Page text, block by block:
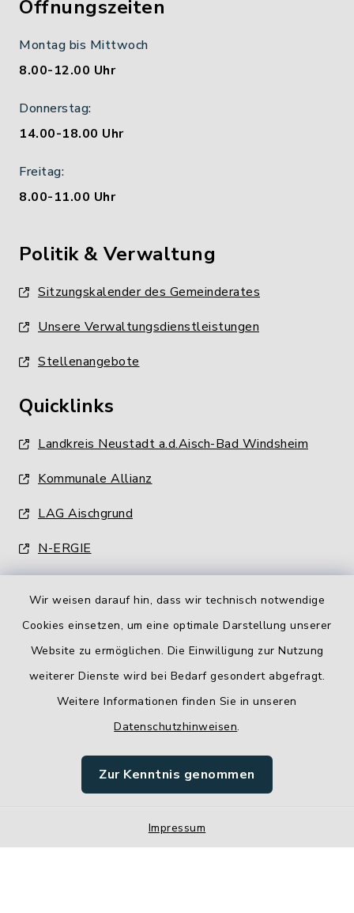
Wir weisen darauf hin, dass wir technisch notwendige
Cookies einsetzen, um eine optimale Darstellung unserer
Website zu ermöglichen. Die Einwilligung zur Nutzung
weiterer Dienste wird bei Bedarf gesondert abgefragt.
Weitere Informationen finden Sie in unseren
Datenschutzhinweisen.
Zur Kenntnis genommen
Impressum
Öffnungszeiten
Montag bis Mittwoch
8.00-12.00 Uhr
Donnerstag:
14.00-18.00 Uhr
Freitag:
8.00-11.00 Uhr
Politik & Verwaltung
Sitzungskalender des Gemeinderates
Unsere Verwaltungsdienstleistungen
Stellenangebote
Quicklinks
Landkreis Neustadt a.d.Aisch-Bad Windsheim
Kommunale Allianz
LAG Aischgrund
N-ERGIE
Barrierefreiheit
Impressum
Sitemap